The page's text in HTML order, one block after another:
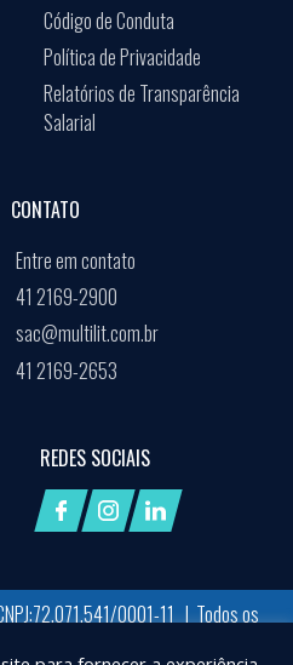
Código de Conduta
Política de Privacidade
Relatórios de Transparência
Salarial
CONTATO
Entre em contato
41 2169-2900
sac@multilit.com.br
41 2169-2653
REDES SOCIAIS
CNPJ:72.071.541/0001-11 | Todos os